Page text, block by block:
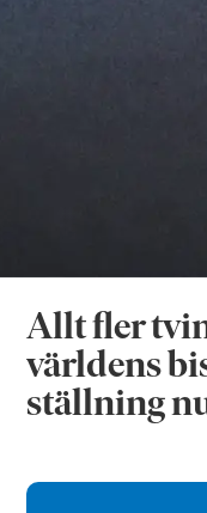
Allt fler
världens
ställning